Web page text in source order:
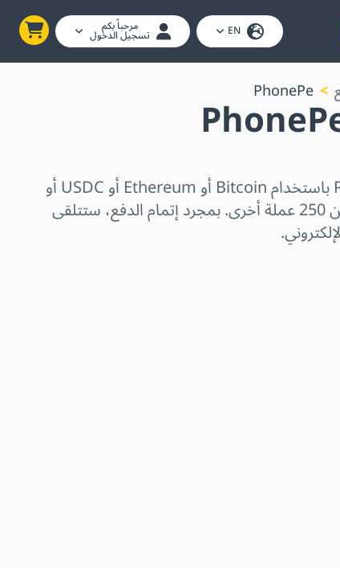
EN مرحباً بكم
تسجيل الدخول
PhonePe
اشترِ بطاقات هدايا PhonePe باستخدام Bitcoin أو Ethereum أو USDC أو
USDT أو Solana أو واحدة من 250 عملة أخرى. بمجرد إتمام الدفع، ستتلقى